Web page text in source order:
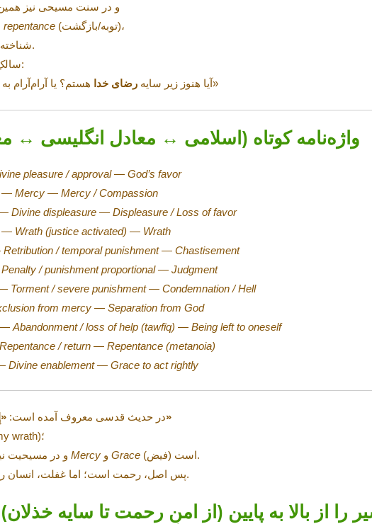
و در سنت مسیحی نیز همین
repentance
(توبه/بازگشت)،
(فیض) شناخته می‌شود.
سالکِ بیدار، همواره می‌پرسد:
«آیا هنوز زیر سایه رضای خدا هستم؟ یا آرام‌آرام به نزدیک می‌شوم؟»
واژه‌نامه کوتاه (اسلامی ↔︎ معادل انگلیسی ↔︎
pleasure / approval— God’s favor
— Mercy — Mercy / Compassion
— Divine displeasure — Displeasure / Loss of favor
— Wrath (justice activated) — Wrath
Retribution / temporal punishment— Chastisement
Penalty / punishment proportional— Judgment
Torment / severe punishment— Condemnation / Hell
from mercy — Separation from God
— Abandonment / loss of help (tawfīq) — Being left to oneself
Repentance / return — Repentance (metanoia)
Divine enablement— Grace to act rightly
در حدیث قدسی معروف آمده است:«إِنَّ رَحْمَتِي سَبَقَتْ غَضَبِي»
(My mercy precedes my wrath)؛
Mercy Grace
(فیض) است.
پس اصل، رحمت است؛ اما غفلت، انسان را به طبقات دوری می‌برد.
را از بالا به پایین (از امنِ رحمت تا سایه